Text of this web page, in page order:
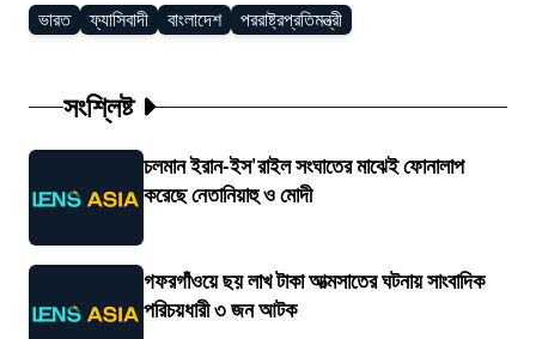
ভারত ফ্যাসিবাদী বাংলাদেশ পররাষ্ট্রপ্রতিমন্ত্রী
সংশ্লিষ্ট
চলমান ইরান-ইস'রাইল সংঘাতের মাঝেই ফোনালাপ
করেছে নেতানিয়াহু ও মোদী
গফরগাঁওয়ে ছয় লাখ টাকা আত্মসাতের ঘটনায় সাংবাদিক
পরিচয়ধারী ৩ জন আটক